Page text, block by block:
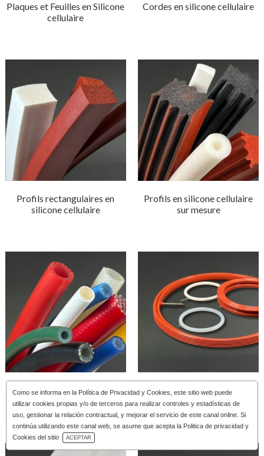
Como se informa en la Política de Privacidad y Cookies , este sitio web puede
utilizar cookies propias y/o de terceros para realizar controles y estadísticas de
uso, gestionar la relación contractual, y mejorar el servicio de este canal online. Si
continúa utilizando este canal web, se asume que acepta la Politica de privacidad y
Cookies del sitio
ACEPTAR
Plaques et Feuilles en Silicone
cellulaire
Cordes en silicone cellulaire
Profils rectangulaires en
silicone cellulaire
Profils en silicone cellulaire
sur mesure
Tuyaux en silicone renforcé
par tresse
Joints gonflables en silicone
Télécharger le Catalogue